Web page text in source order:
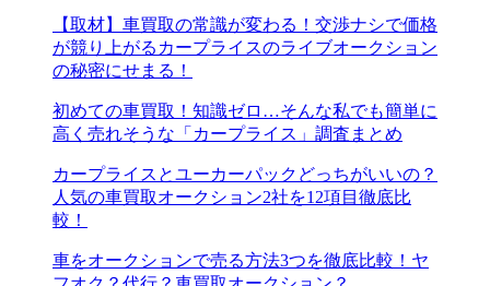
【取材】車買取の常識が変わる！交渉ナシで価格
が競り上がるカープライスのライブオークション
の秘密にせまる！
初めての車買取！知識ゼロ…そんな私でも簡単に
高く売れそうな「カープライス」調査まとめ
カープライスとユーカーパックどっちがいいの？
人気の車買取オークション2社を12項目徹底比
較！
車をオークションで売る方法3つを徹底比較！ヤ